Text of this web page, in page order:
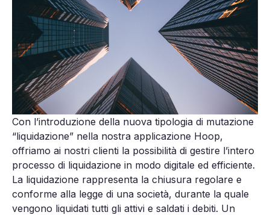
Con l’introduzione della nuova tipologia di mutazione
“liquidazione” nella nostra applicazione Hoop,
offriamo ai nostri clienti la possibilità di gestire l’intero
processo di liquidazione in modo digitale ed efficiente.
La liquidazione rappresenta la chiusura regolare e
conforme alla legge di una società, durante la quale
vengono liquidati tutti gli attivi e saldati i debiti. Un